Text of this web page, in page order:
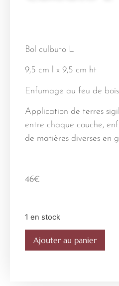
Bol culbuto L
9,5 cm l x 9,5 cm ht
Enfumage au feu de
Application de terres
entre chaque couche,
de matières diverses en
46€
1 en stock
Ajouter au panier